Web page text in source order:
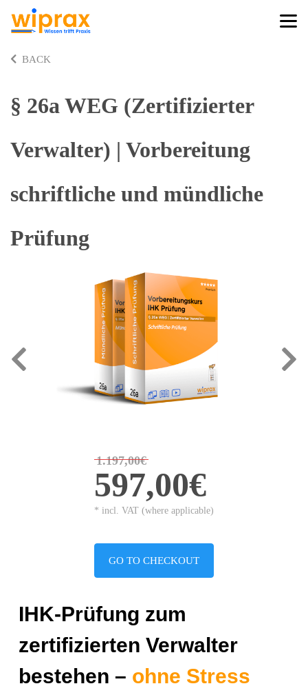
BACK
§ 26a WEG (Zertifizierter
Verwalter) | Vorbereitung
schriftliche und mündliche
Prüfung
1.197,00€
597,00€
* incl. VAT (where applicable)
GO TO CHECKOUT
IHK-Prüfung zum
zertifizierten Verwalter
bestehen – ohne Stress